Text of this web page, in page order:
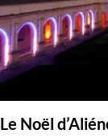
Le Noël